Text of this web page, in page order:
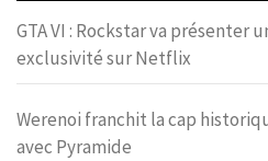
GTA VI : Rockstar va présenter
exclusivité sur Netflix
Werenoi franchit la cap
avec Pyramide